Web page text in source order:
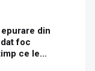
din
foc
ce le